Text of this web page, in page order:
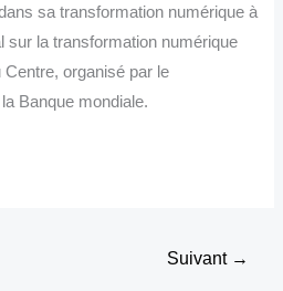
dans sa transformation numérique à
sur la transformation numérique
Centre, organisé par le
Banque mondiale.
Suivant →